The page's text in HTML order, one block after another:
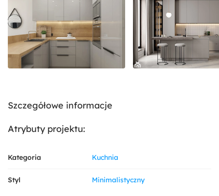
Szczegółowe informacje
Atrybuty projektu:
Kategoria Kuchnia
Styl Minimalistyczny